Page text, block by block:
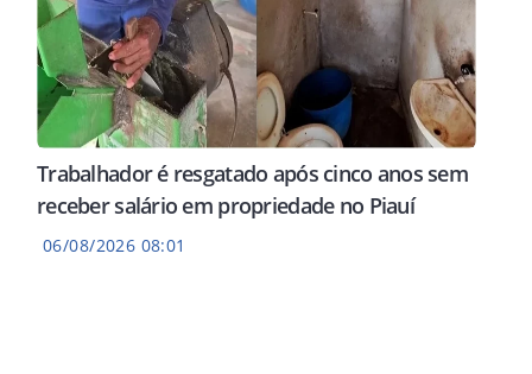
Trabalhador é resgatado após cinco anos sem
receber salário em propriedade no Piauí
06/08/2026 08:01